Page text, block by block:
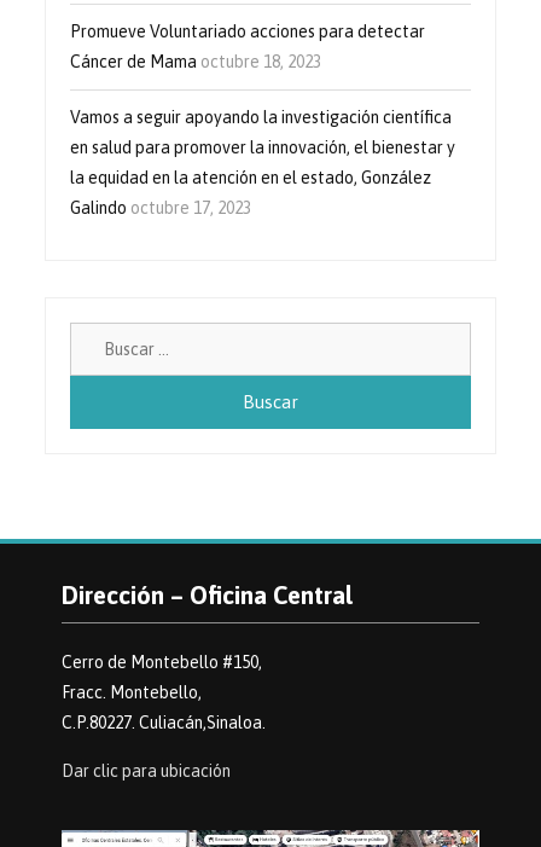
Promueve Voluntariado acciones para detectar
Cáncer de Mama octubre 18, 2023
Vamos a seguir apoyando la investigación científica
en salud para promover la innovación, el bienestar y
la equidad en la atención en el estado, González
Galindo octubre 17, 2023
Dirección – Oficina Central
Cerro de Montebello #150,
Fracc. Montebello,
C.P.80227. Culiacán,Sinaloa.
Dar clic para ubicación